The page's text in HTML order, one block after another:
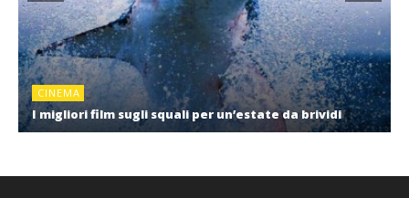
CINEMA
I migliori film sugli squali per un’estate da brividi